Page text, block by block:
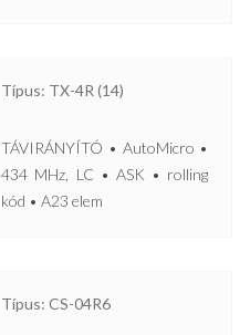
Típus: TX-4R (14)
TÁVIRÁNYÍTÓ • AutoMicro •
434 MHz, LC • ASK • rolling
kód • A23 elem
Típus: CS-04R6